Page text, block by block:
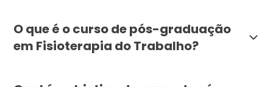
O que é o curso de pós-graduação
em Fisioterapia do Trabalho?